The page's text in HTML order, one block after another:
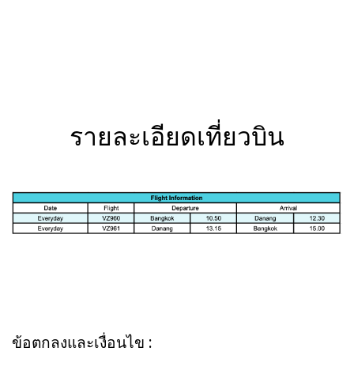
รายละเอียดเที่ยวบิน
ข้อตกลงและเงื่อนไข :